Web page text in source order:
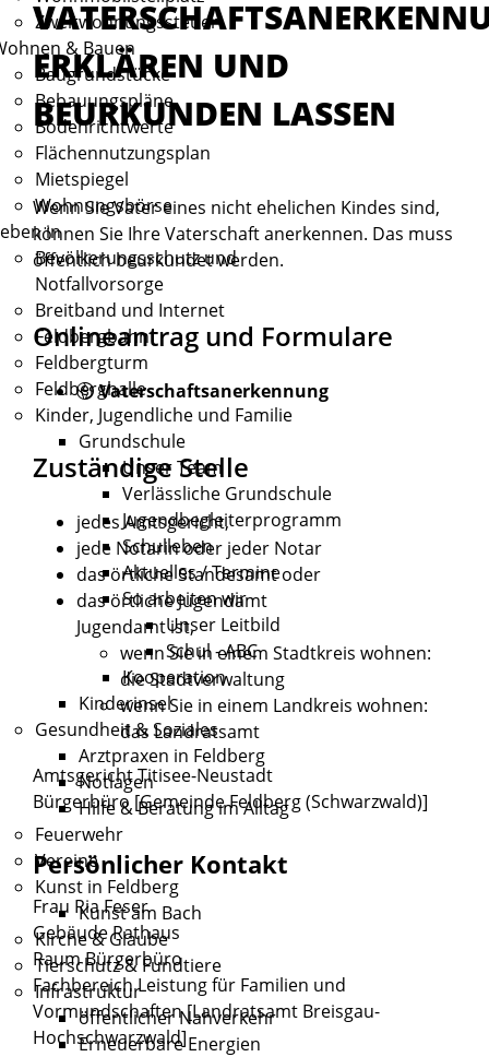
Zweitwohnungssteuer
& Bauen
Baugrundstücke
Bebauungspläne
Bodenrichtwerte
Flächennutzungsplan
Mietspiegel
Wohnungsbörse
in
Bevölkerungsschutz und
Notfallvorsorge
Breitband und Internet
Feldbergbahn
Feldbergturm
Feldberghalle
Kinder, Jugendliche und Familie
Grundschule
Unser Team
Verlässliche Grundschule
Jugendbegleiterprogramm
Schulleben
Aktuelles / Termine
So arbeiten wir
Unser Leitbild
Schul - ABC
Kooperation
Kinderinsel
Gesundheit & Soziales
Arztpraxen in Feldberg
Notlagen
Hilfe & Beratung im Alltag
Feuerwehr
Vereine
Kunst in Feldberg
Kunst am Bach
Kirche & Glaube
Tierschutz & Fundtiere
Infrastruktur
öffentlicher Nahverkehr
Erneuerbare Energien
ERKLÄREN UND
BEURKUNDEN LASSEN
Wenn Sie Vater eines nicht ehelichen Kindes sind,
können Sie Ihre Vaterschaft anerkennen. Das muss
öffentlich beurkundet werden.
Onlineantrag und Formulare
Vaterschaftsanerkennung
Zuständige Stelle
jedes Amtsgericht,
jede Notarin oder jeder Notar
das örtliche Standesamt oder
das örtliche Jugendamt
Jugendamt ist,
wenn Sie in einem Stadtkreis wohnen:
die Stadtverwaltung
wenn Sie in einem Landkreis wohnen:
das Landratsamt
Amtsgericht Titisee-Neustadt
Bürgerbüro [Gemeinde Feldberg (Schwarzwald)]
Persönlicher Kontakt
Frau RiaFeser
GebäudeRathaus
RaumBürgerbüro
Fachbereich Leistung für Familien und
Vormundschaften [Landratsamt Breisgau-
Hochschwarzwald]